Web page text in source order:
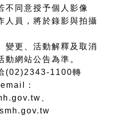
不同意授予個人影像
人員，將於錄影與拍攝
變更、活動解釋及取消
動網站公告為準。
(02)2343-1100轉
：
、